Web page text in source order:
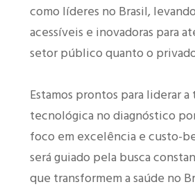
como líderes no Brasil,
acessíveis e inovadoras para
setor público quanto o
Estamos prontos para liderar
tecnológica no diagnóstico
foco em excelência e custo-
será guiado pela busca
que transformem a saúde no